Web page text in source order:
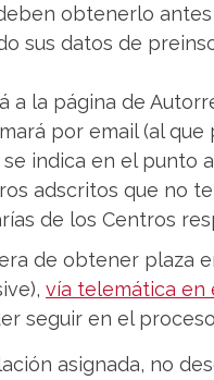
obtenerlo antes
sus datos de
a la página de
por email (al
indica en el punto
adscritos que no
de los Centros
de obtener
vía telemática en
seguir en el
asignada, no